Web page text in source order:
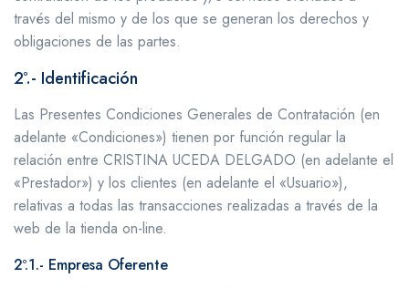
través del mismo y de los que se generan los derechos y
obligaciones de las partes.
2º.- Identificación
Las Presentes Condiciones Generales de Contratación (en
adelante «Condiciones») tienen por función regular la
relación entre CRISTINA UCEDA DELGADO (en adelante el
«Prestador») y los clientes (en adelante el «Usuario»),
relativas a todas las transacciones realizadas a través de la
web de la tienda on-line.
2º.1.- Empresa Oferente